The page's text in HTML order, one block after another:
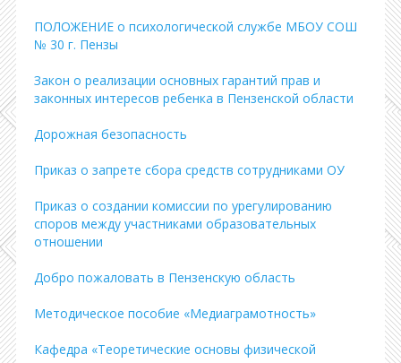
ПОЛОЖЕНИЕ о психологической службе МБОУ СОШ
№ 30 г. Пензы
Закон о реализации основных гарантий прав и
законных интересов ребенка в Пензенской области
Дорожная безопасность
Приказ о запрете сбора средств сотрудниками ОУ
Приказ о создании комиссии по урегулированию
споров между участниками образовательных
отношении
Добро пожаловать в Пензенскую область
Методическое пособие «Медиаграмотность»
Кафедра «Теоретические основы физической